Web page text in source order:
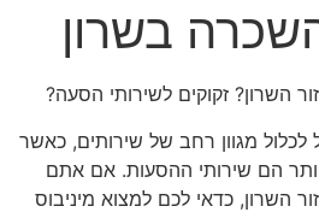
בשרון
השרון? זקוקים לשירותי הסעה?
לכלול מגוון רחב של שירותים, כאשר
הם שירותי ההסעות. אם אתם
השרון, כדאי לכם למצוא מיניבוס